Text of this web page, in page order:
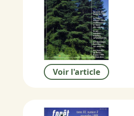
Voir l'article